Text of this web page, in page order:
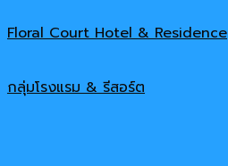
Floral Court Hotel & Residence
กลุ่มโรงแรม & รีสอร์ต